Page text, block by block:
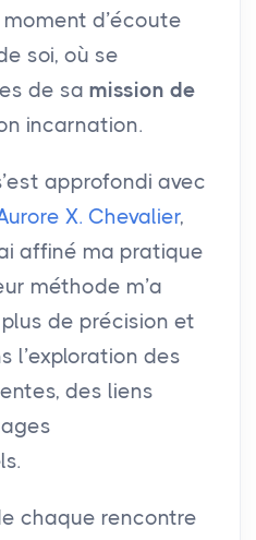
d’écoute
soi, où se
de sa mission de
incarnation.
approfondi avec
X. Chevalier,
affiné ma pratique
méthode m’a
de précision et
l’exploration des
des liens
chaque rencontre